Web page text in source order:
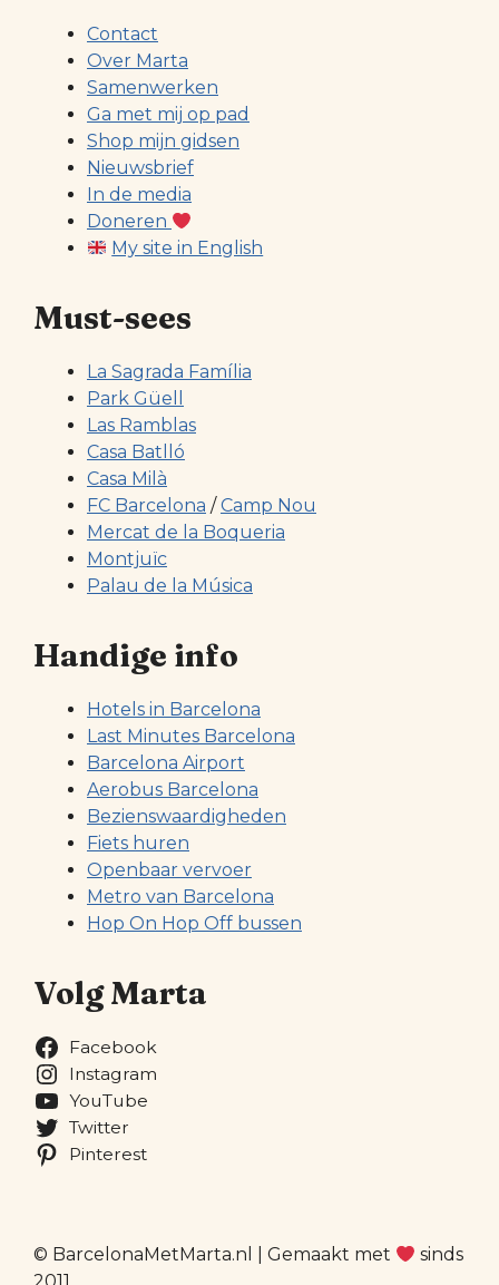
Contact
Over Marta
Samenwerken
Ga met mij op pad
Shop mijn gidsen
Nieuwsbrief
In de media
Doneren
My site in English
Must-sees
La Sagrada Família
Park Güell
Las Ramblas
Casa Batlló
Casa Milà
FC Barcelona /Camp Nou
Mercat de la Boqueria
Montjuïc
Palau de la Música
Handige info
Hotels in Barcelona
Last Minutes Barcelona
Barcelona Airport
Aerobus Barcelona
Bezienswaardigheden
Fiets huren
Openbaar vervoer
Metro van Barcelona
Hop On Hop Off bussen
Volg Marta
Facebook
Instagram
YouTube
Twitter
Pinterest
© BarcelonaMetMarta.nl | Gemaakt met
sinds